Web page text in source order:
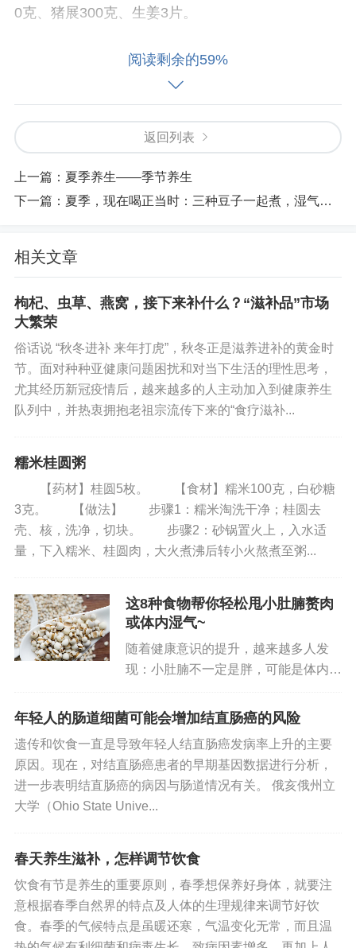
0克、猪展300克、生姜3片。
功效：清润理肺养阴，调肺止咳，安心宁神，补中
材料：淮山20克、芡实20克、杞子15克、沙参15
克、玉竹15克、红枣4个、乳鸽2只、瘦肉150克、生
姜3片。
东仲秋气候饮用。
7、独脚金煲瘦肉或麦芽煲鲜陈鸭肾
材料：独脚金、瘦肉、麦芽、陈鸭肾
功效：主治小儿疳积，或祛积开胃
材料：太子参20克、无花果50克、密枣2个、瘦肉40
0克、生姜3片。
功效：适用于脾胃虚弱或消化不良，对人体肠胃有
好处，可健胃理肠的。如果有平时说话大声就容易
花果瘦肉汤还有有益气润肺的的功效。
9、春砂仁煲猪肚或猴头菇煲竹丝鸡
材料：春砂仁15克、猪肚200克（一人量）、或猴头
功效：慢性浅表性胃炎或急性胃炎适合饮此汤，可
减轻病人的难受程度。
10、春砂仁煲鲫鱼汤
材料：春砂仁、鲫鱼
功效：用于阴虚火旺体质健脾化气。
11、栗子淮山猪蹄汤
阅读剩余的59%
返回列表
上一篇： 夏季养生——季节养生
下一篇： 夏季，现在喝正当时：三种豆子一起煮，湿气跑了，脾胃好了，一觉睡到自然醒！
相关文章
枸杞、虫草、燕窝，接下来补什么？“滋补品”市场
大繁荣
俗话说 “秋冬进补 来年打虎”，秋冬正是滋养进补的黄金时
节。面对种种亚健康问题困扰和对当下生活的理性思考，
尤其经历新冠疫情后，越来越多的人主动加入到健康养生
队列中，并热衷拥抱老祖宗流传下来的“食疗滋补...
糯米桂圆粥
【药材】桂圆5枚。 【食材】糯米100克，白砂糖
3克。 【做法】 步骤1：糯米淘洗干净；桂圆去
壳、核，洗净，切块。 步骤2：砂锅置火上，入水适
量，下入糯米、桂圆肉，大火煮沸后转小火熬煮至粥...
这8种食物帮你轻松甩小肚腩赘肉
或体内湿气~
随着健康意识的提升，越来越多人发
现：小肚腩不一定是胖，可能是体内湿
湿气过重时，会导致水分代谢不畅，尤
掉的小肚腩。一、为什么湿气重会...
年轻人的肠道细菌可能会增加结直肠癌的风险
遗传和饮食一直是导致年轻人结直肠癌发病率上升的主要
原因。现在，对结直肠癌患者的早期基因数据进行分析，
进一步表明结直肠癌的病因与肠道情况有关。 俄亥俄州立
大学（Ohio State Unive...
春天养生滋补，怎样调节饮食
饮食有节是养生的重要原则，春季想保养好身体，就要注
意根据春季自然界的特点及人体的生理规律来调节好饮
食。春季的气候特点是虽暖还寒，气温变化无常，而且温